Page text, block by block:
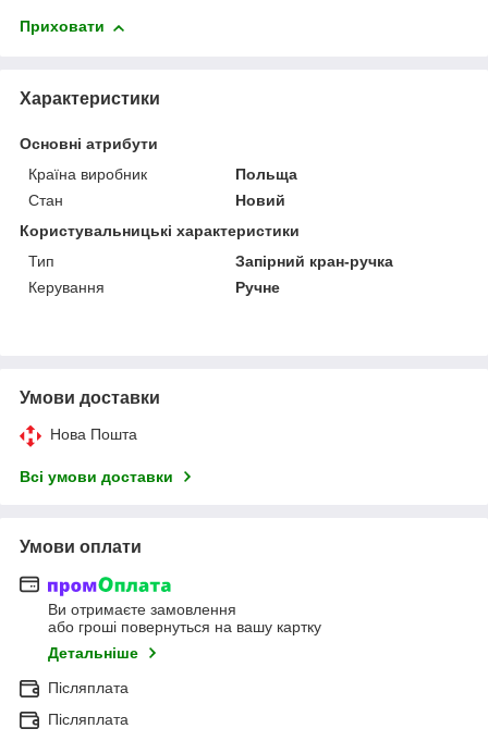
Приховати
Характеристики
Основні атрибути
Країна виробник
Польща
Стан
Новий
Користувальницькі характеристики
Тип
Запірний кран-ручка
Керування
Ручне
Умови доставки
Нова Пошта
Всі умови доставки
Умови оплати
Ви отримаєте замовлення
або гроші повернуться на вашу картку
Детальніше
Післяплата
Післяплата